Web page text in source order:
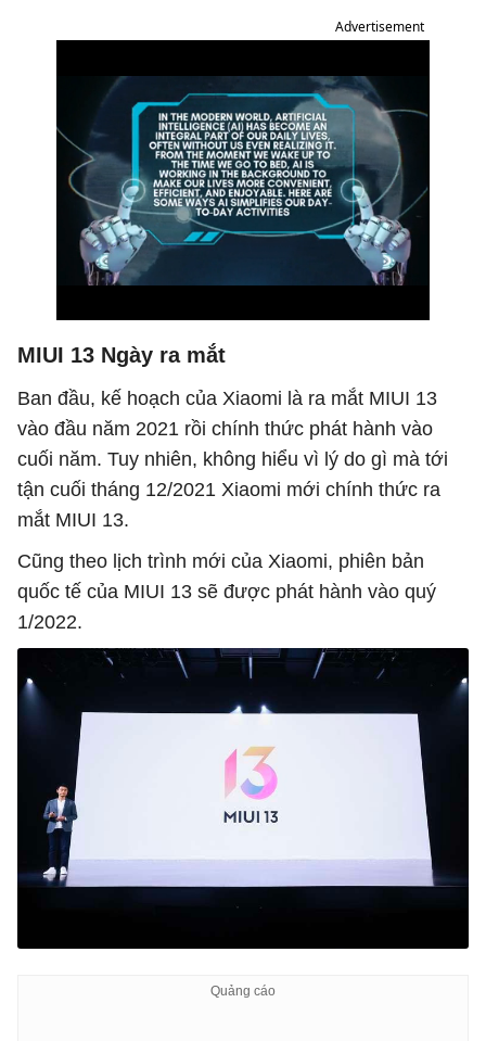
Advertisement
MIUI 13 Ngày ra mắt
Ban đầu, kế hoạch của Xiaomi là ra mắt MIUI 13
vào đầu năm 2021 rồi chính thức phát hành vào
cuối năm. Tuy nhiên, không hiểu vì lý do gì mà tới
tận cuối tháng 12/2021 Xiaomi mới chính thức ra
mắt MIUI 13.
Cũng theo lịch trình mới của Xiaomi, phiên bản
quốc tế của MIUI 13 sẽ được phát hành vào quý
1/2022.